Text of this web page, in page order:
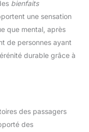
bienfaits
une sensation
que mental, après
de personnes ayant
durable grâce à
des passagers
des